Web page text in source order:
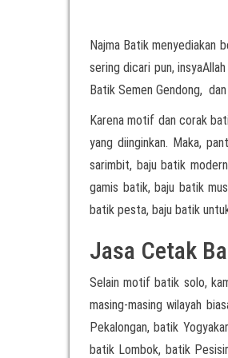
Najma Batik menyediakan
sering dicari pun,
Batik Semen Gendong,
Karena motif dan corak
yang diinginkan. Maka,
sarimbit, baju batik
gamis batik, baju batik
batik pesta, baju batik
Jasa Cetak
Selain motif batik solo,
masing-masing wilayah
Pekalongan, batik
batik Lombok, batik